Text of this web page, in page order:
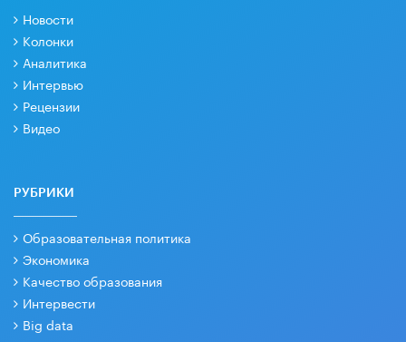
Новости
Колонки
Аналитика
Интервью
Рецензии
Видео
РУБРИКИ
Образовательная политика
Экономика
Качество образования
Интервести
Big data